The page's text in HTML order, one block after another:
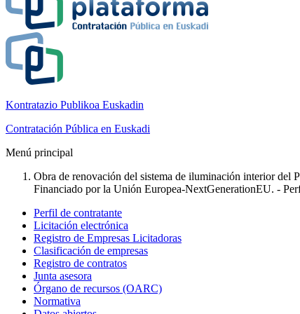
Kontratazio Publikoa Euskadin
Contratación Pública en Euskadi
Menú principal
Obra de renovación del sistema de iluminación interior del
Financiado por la Unión Europea-NextGenerationEU. -
Perfil de contratante
Licitación electrónica
Registro de Empresas Licitadoras
Clasificación de empresas
Registro de contratos
Junta asesora
Órgano de recursos (OARC)
Normativa